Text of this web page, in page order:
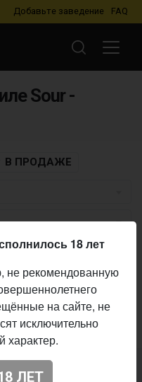
Добавьте заведение FAQ
Sour -
В ПРОДАЖЕ
ABV •
в каталоге?
18 лет
не рекомендованную
на сайте, не
исключительно
ЛЕТ